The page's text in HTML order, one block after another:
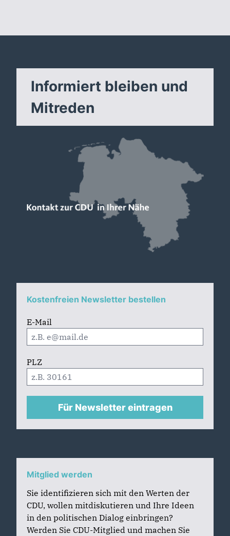
Informiert bleiben und
Mitreden
Kostenfreien Newsletter bestellen
E-Mail
PLZ
Für Newsletter eintragen
Mitglied werden
Sie identifizieren sich mit den Werten der
CDU, wollen mitdiskutieren und Ihre Ideen
in den politischen Dialog einbringen?
Werden Sie CDU-Mitglied und machen Sie